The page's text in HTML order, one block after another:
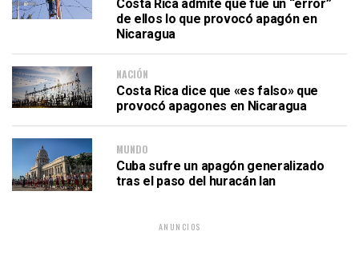
Costa Rica admite que fue un “error”
de ellos lo que provocó apagón en
Nicaragua
NACIÓN
Costa Rica dice que «es falso» que
provocó apagones en Nicaragua
MUNDO
Cuba sufre un apagón generalizado
tras el paso del huracán Ian
ANUNCIOS